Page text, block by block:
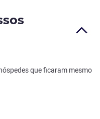
que ficaram mesmo